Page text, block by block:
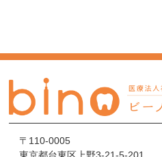
〒110-0005